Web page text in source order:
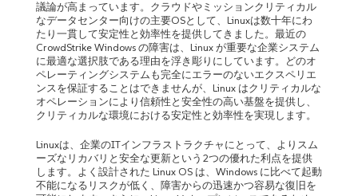
議論が高まっています。クラウドやミッションクリティカル
なデータセンター向けの主要OSとして、Linuxは数十年にわ
たり一貫して安定性と効率性を提供してきました。最近の
CrowdStrike Windows の障害は、Linux が重要な企業システム
に最適な選択肢である理由を浮き彫りにしています。どのオ
ペレーティングシステムも完全にエラーのないエクスペリエ
ンスを保証することはできませんが、Linux はクリティカルな
オペレーションにより信頼性と安全性の高い基盤を提供し、
クリティカルな環境における安定性と効率性を実現します。
Linuxは、企業のITインフラストラクチャにとって、よりスム
ーズなリカバリと安全な更新という2つの優れた利点を提供
します。よく設計された Linux OS は、Windows に比べて起動
不能になるリスクが低く、障害からの迅速かつ容易な復旧を